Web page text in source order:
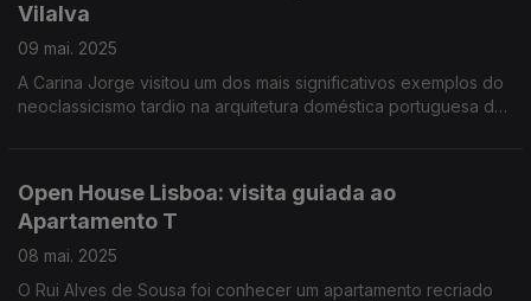
Vilalva
09 mai. 2025
A Carina Jorge visitou um dos mais significativos exemplos do
neoclassicismo tardio na arquitetura doméstica portuguesa do
Open House Lisboa: visita guiada ao
Apartamento T
08 mai. 2025
O Rui Alves de Sousa foi conhecer um apartamento recriado